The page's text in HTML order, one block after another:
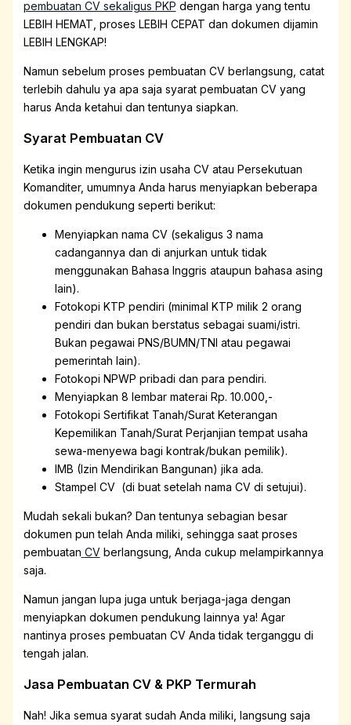
pembuatan CV sekaligus PKP dengan harga yang tentu
LEBIH HEMAT, proses LEBIH CEPAT dan dokumen dijamin
LEBIH LENGKAP!
Namun sebelum proses pembuatan CV berlangsung, catat
terlebih dahulu ya apa saja syarat pembuatan CV yang
harus Anda ketahui dan tentunya siapkan.
Syarat Pembuatan CV
Ketika ingin mengurus izin usaha CV atau Persekutuan
Komanditer, umumnya Anda harus menyiapkan beberapa
dokumen pendukung seperti berikut:
Menyiapkan nama CV (sekaligus 3 nama
cadangannya dan di anjurkan untuk tidak
menggunakan Bahasa Inggris ataupun bahasa asing
lain).
Fotokopi KTP pendiri (minimal KTP milik 2 orang
pendiri dan bukan berstatus sebagai suami/istri.
Bukan pegawai PNS/BUMN/TNI atau pegawai
pemerintah lain).
Fotokopi NPWP pribadi dan para pendiri.
Menyiapkan 8 lembar materai Rp. 10.000,-
Fotokopi Sertifikat Tanah/Surat Keterangan
Kepemilikan Tanah/Surat Perjanjian tempat usaha
sewa-menyewa bagi kontrak/bukan pemilik).
IMB (Izin Mendirikan Bangunan) jika ada.
Stampel CV (di buat setelah nama CV di setujui).
Mudah sekali bukan? Dan tentunya sebagian besar
dokumen pun telah Anda miliki, sehingga saat proses
pembuatan CVberlangsung, Anda cukup melampirkannya
saja.
Namun jangan lupa juga untuk berjaga-jaga dengan
menyiapkan dokumen pendukung lainnya ya! Agar
nantinya proses pembuatan CV Anda tidak terganggu di
tengah jalan.
Jasa Pembuatan CV & PKP Termurah
Nah! Jika semua syarat sudah Anda miliki, langsung saja